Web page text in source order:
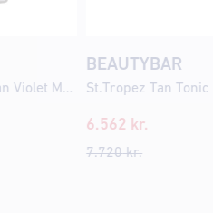
St.Tropez Self Tan Violet Mousse 200ml
BEAUTYBAR
6.562 kr.
7.720kr.